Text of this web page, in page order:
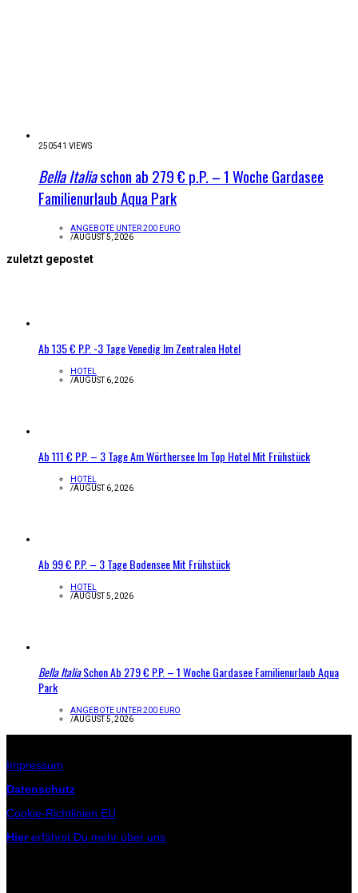
250541 VIEWS
Bella Italiaschon ab 279 € p.P. – 1 Woche Gardasee
Familienurlaub Aqua Park
ANGEBOTE UNTER 200 EURO
/AUGUST 5, 2026
zuletzt gepostet
Ab 135 € P.P. -3 Tage Venedig Im Zentralen Hotel
HOTEL
/AUGUST 6, 2026
Ab 111 € P.P. – 3 Tage Am Wörthersee Im Top Hotel Mit Frühstück
HOTEL
/AUGUST 6, 2026
Ab 99 € P.P. – 3 Tage Bodensee Mit Frühstück
HOTEL
/AUGUST 5, 2026
Bella ItaliaSchon Ab 279 € P.P. – 1 Woche Gardasee Familienurlaub Aqua
Park
ANGEBOTE UNTER 200 EURO
/AUGUST 5, 2026
Impressum
Datenschutz
Cookie-Richtlinien EU
Hiererfährst Du mehr über uns